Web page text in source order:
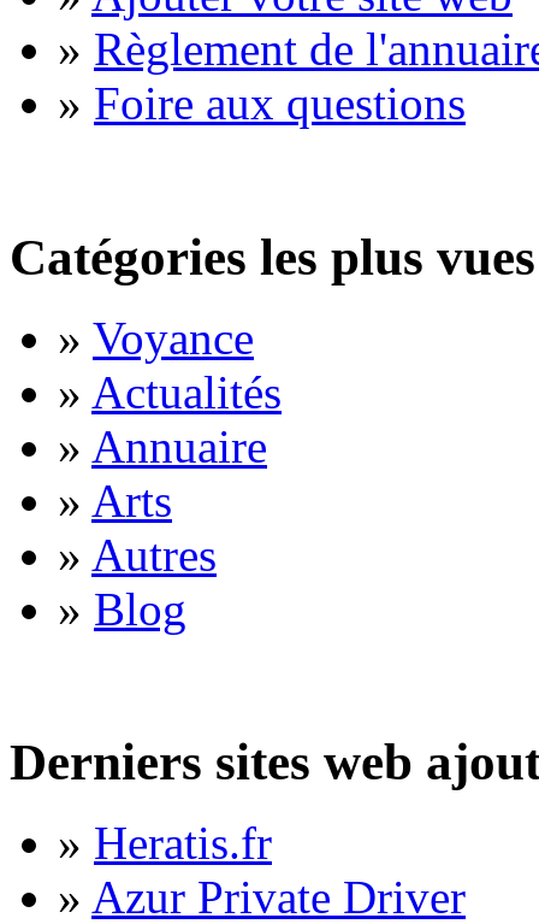
» Règlement de
» Foire aux questions
Catégories les plus vues
» Voyance
» Actualités
» Annuaire
» Arts
» Autres
» Blog
Derniers sites web
» Heratis.fr
» Azur Private Driver